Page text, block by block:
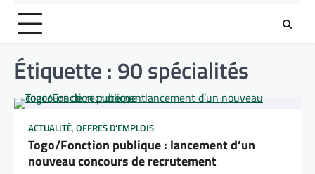
Étiquette : 90 spécialités
ACTUALITÉ, OFFRES D'EMPLOIS
Togo/Fonction publique : lancement d’un
nouveau concours de recrutement